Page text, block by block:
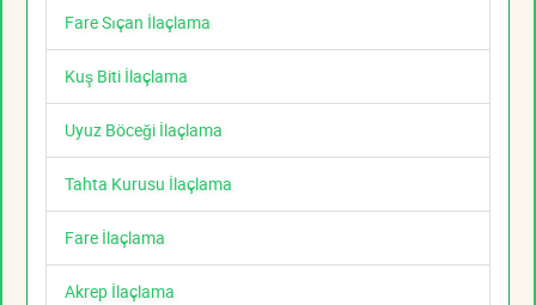
Fare Sıçan İlaçlama
Kuş Biti İlaçlama
Uyuz Böceği İlaçlama
Tahta Kurusu İlaçlama
Fare İlaçlama
Akrep İlaçlama